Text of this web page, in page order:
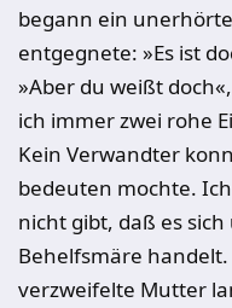
begann ein
entgegnete: »Es ist
»Aber du weißt
ich immer zwei rohe
Kein Verwandter
bedeuten mochte.
nicht gibt, daß es
Behelfsmäre
verzweifelte Mutter